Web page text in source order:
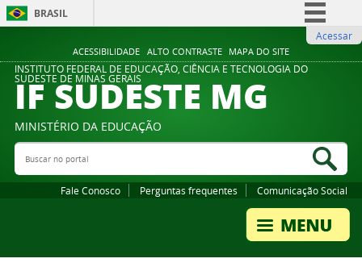
ACESSIBILIDADE ALTO CONTRASTE MAPA DO SITE
BRASIL
Comunica BR
Participe
Legislação
Acessar
INSTITUTO FEDERAL DE EDUCAÇÃO, CIÊNCIA E TECNOLOGIA DO
SUDESTE DE MINAS GERAIS
IF SUDESTE MG
MINISTÉRIO DA EDUCAÇÃO
Buscar no portal
Fale Conosco Perguntas frequentes Comunicação Social